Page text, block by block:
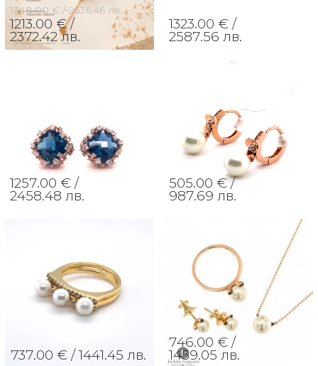
1348.00 € / 2636.46 лв.
1213.00 € /
2372.42 лв.
1323.00 € /
2587.56 лв.
1257.00 € /
2458.48 лв.
505.00 € /
987.69 лв.
737.00 € / 1441.45 лв.
746.00 € /
1459.05 лв.